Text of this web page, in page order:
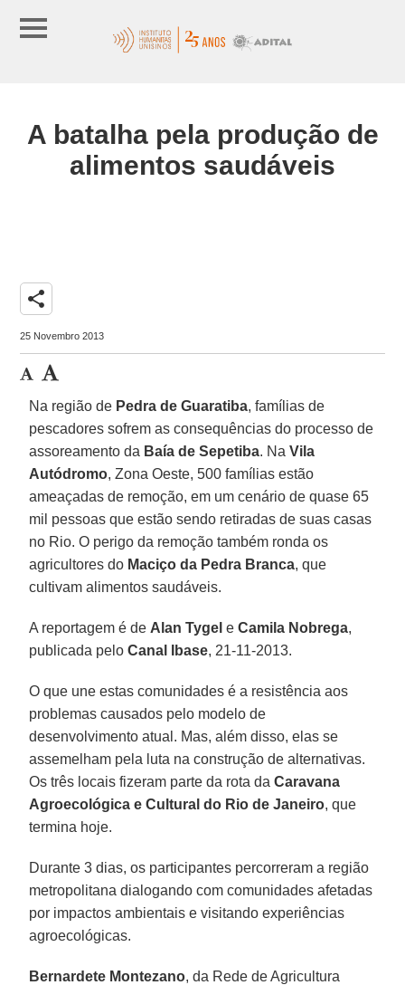
A batalha pela produção de
alimentos saudáveis
share
25 Novembro 2013
Na região de Pedra de Guaratiba, famílias de
pescadores sofrem as consequências do processo de
assoreamento da Baía de Sepetiba. NaVila
Autódromo, Zona Oeste, 500 famílias estão
ameaçadas de remoção, em um cenário de quase 65
mil pessoas que estão sendo retiradas de suas casas
no Rio. O perigo da remoção também ronda os
agricultores do Maciço da Pedra Branca, que
cultivam alimentos saudáveis.
A reportagem é de Alan Tygel eCamila Nobrega,
publicada peloCanal Ibase, 21-11-2013.
O que une estas comunidades é a resistência aos
problemas causados pelo modelo de
desenvolvimento atual. Mas, além disso, elas se
assemelham pela luta na construção de alternativas.
Os três locais fizeram parte da rota daCaravana
Agroecológica e Cultural do Rio de Janeiro, que
termina hoje.
Durante 3 dias, os participantes percorreram a região
metropolitana dialogando com comunidades afetadas
por impactos ambientais e visitando experiências
agroecológicas.
Bernardete Montezano, da Rede de Agricultura